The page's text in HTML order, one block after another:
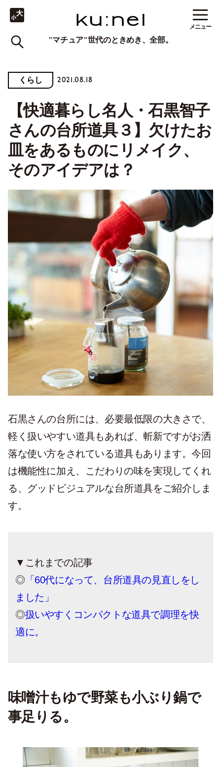
"マチュア"世代のときめき、全部。
メニュー
くらし 2021.08.18
【快適暮らし名人・石黒智子
さんの台所道具３】欠けたお
皿をあるものにリメイク、
そのアイデアは？
石黒さんの台所には、必要最低限の大きさで、
軽く扱いやすい道具もあれば、斬新ですがお洒
落な使い方をされている道具もあります。今回
は機能性に加え、こだわりの味を実現してくれ
る、グッドビジュアルな台所道具をご紹介しま
す。
▼これまでの記事
◎ 「60代になって、台所道具の見直しをし
ました」
◎扱いやすくコンパクトな道具で調理を快
適に。
味噌汁もゆで野菜も小ぶり鍋で
事足りる。